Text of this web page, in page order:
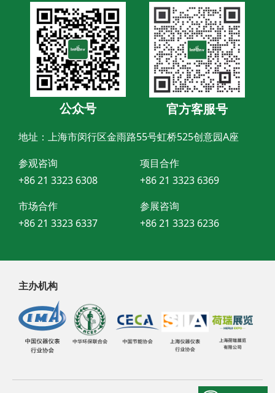
公众号 官方客服号
地址：上海市闵行区金雨路55号虹桥525创意园A座
参观咨询
+86 21 3323 6308
项目合作
+86 21 3323 6369
市场合作
+86 21 3323 6337
参展咨询
+86 21 3323 6236
主办机构